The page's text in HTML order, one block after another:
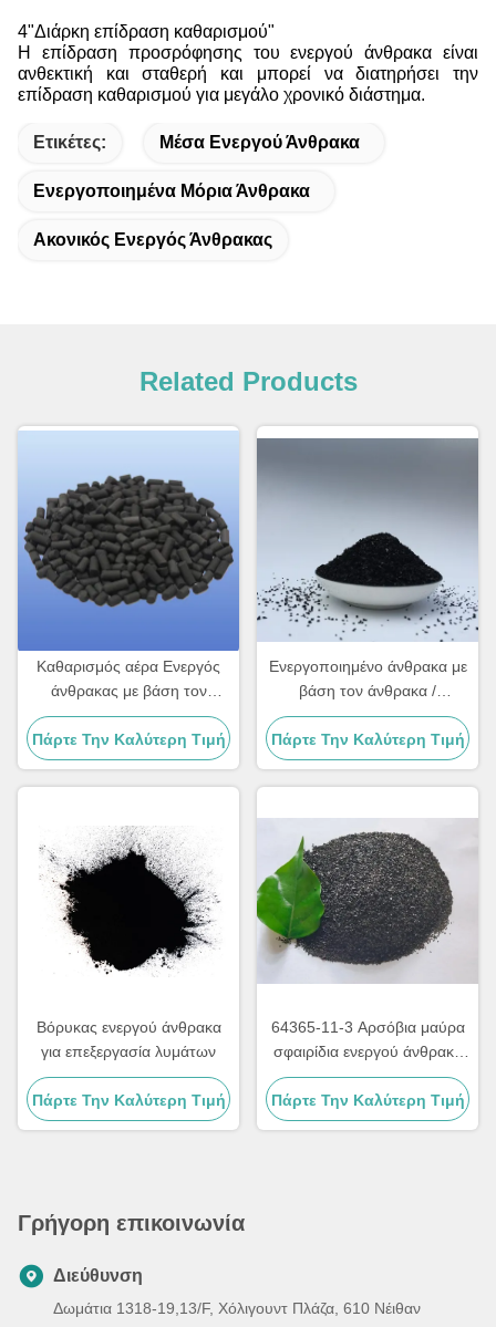
4"Διάρκη επίδραση καθαρισμού"
Η επίδραση προσρόφησης του ενεργού άνθρακα είναι
ανθεκτική και σταθερή και μπορεί να διατηρήσει την
επίδραση καθαρισμού για μεγάλο χρονικό διάστημα.
Ετικέτες: Μέσα Ενεργού Άνθρακα
Ενεργοποιημένα Μόρια Άνθρακα
Ακονικός Ενεργός Άνθρακας
Related Products
Καθαρισμός αέρα Ενεργός
άνθρακας με βάση τον
άνθρακα CAS 64365-11-3
Στύλος ενεργός άνθρακας
Πάρτε Την Καλύτερη Τιμή
Ενεργοποιημένο άνθρακα με
βάση τον άνθρακα /
ενεργοποιημένο άνθρακα με
βάση τον άνθρακα Για
διευκρίνιση
Πάρτε Την Καλύτερη Τιμή
Βόρυκας ενεργού άνθρακα
για επεξεργασία λυμάτων
Πάρτε Την Καλύτερη Τιμή
64365-11-3 Αρσόβια μαύρα
σφαιρίδια ενεργού άνθρακα
για καθαρισμό αερίων
Πάρτε Την Καλύτερη Τιμή
Γρήγορη επικοινωνία
Διεύθυνση
Δωμάτια 1318-19,13/F, Χόλιγουντ Πλάζα, 610 Νέιθαν